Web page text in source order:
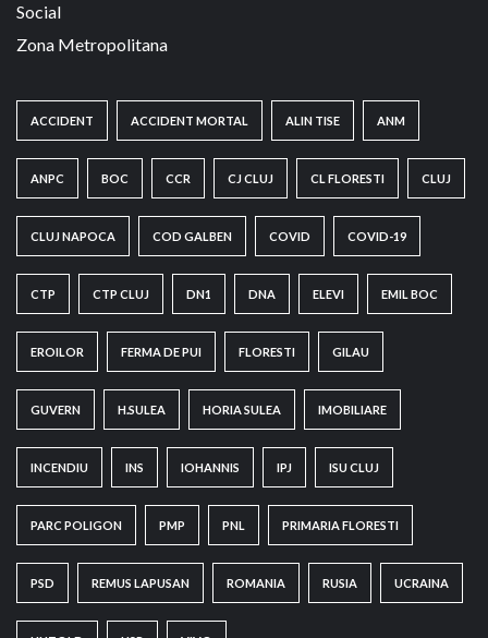
Social
Zona Metropolitana
ACCIDENT ACCIDENT MORTAL ALIN TISE ANM
ANPC BOC CCR CJ CLUJ CL FLORESTI CLUJ
CLUJ NAPOCA COD GALBEN COVID COVID-19
CTP CTP CLUJ DN1 DNA ELEVI EMIL BOC
EROILOR FERMA DE PUI FLORESTI GILAU
GUVERN H.SULEA HORIA SULEA IMOBILIARE
INCENDIU INS IOHANNIS IPJ ISU CLUJ
PARC POLIGON PMP PNL PRIMARIA FLORESTI
PSD REMUS LAPUSAN ROMANIA RUSIA UCRAINA